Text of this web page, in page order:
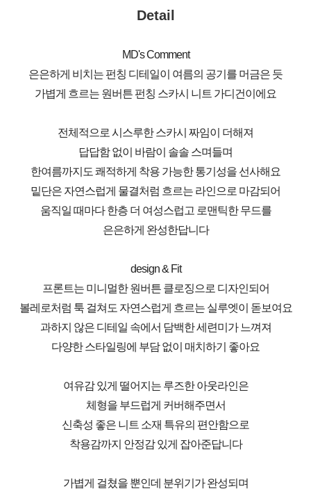
Detail
MD's Comment
은은하게 비치는 펀칭 디테일이 여름의 공기를 머금은 듯
가볍게 흐르는 원버튼 펀칭 스카시 니트 가디건이에요
전체적으로 시스루한 스카시 짜임이 더해져
답답함 없이 바람이 솔솔 스며들며
한여름까지도 쾌적하게 착용 가능한 통기성을 선사해요
밑단은 자연스럽게 물결처럼 흐르는 라인으로 마감되어
움직일 때마다 한층 더 여성스럽고 로맨틱한 무드를
은은하게 완성한답니다
design & Fit
프론트는 미니멀한 원버튼 클로징으로 디자인되어
볼레로처럼 툭 걸쳐도 자연스럽게 흐르는 실루엣이 돋보여요
과하지 않은 디테일 속에서 담백한 세련미가 느껴져
다양한 스타일링에 부담 없이 매치하기 좋아요
여유감 있게 떨어지는 루즈한 아웃라인은
체형을 부드럽게 커버해주면서
신축성 좋은 니트 소재 특유의 편안함으로
착용감까지 안정감 있게 잡아준답니다
가볍게 걸쳤을 뿐인데 분위기가 완성되며